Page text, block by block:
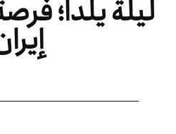
ليلة يلدا؛